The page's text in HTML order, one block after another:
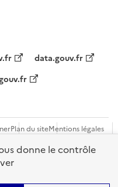
data.gouv.fr
Plan du siteMentions légales
de ce site sont sous
donne le contrôle